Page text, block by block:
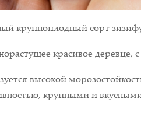
крупноплодный сорт
красивое
высокой
крупными и